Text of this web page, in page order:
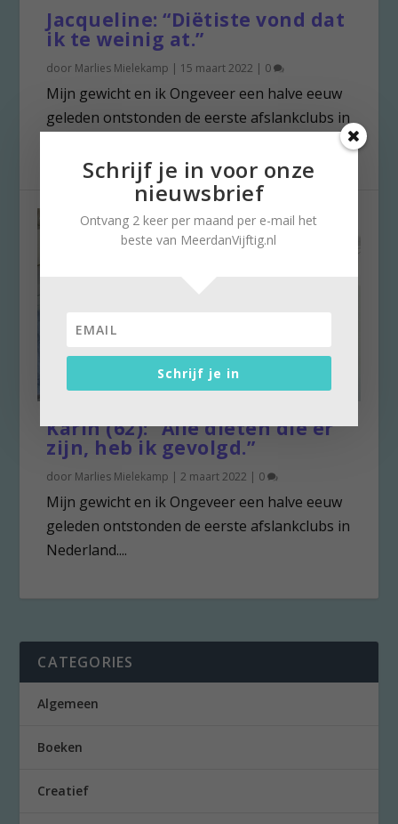
Jacqueline: “Diëtiste vond dat
ik te weinig at.”
door Marlies Mielekamp | 15 maart 2022 | 0
Mijn gewicht en ik Ongeveer een halve eeuw
geleden ontstonden de eerste afslankclubs in
Karin (62): “Alle diëten die er
zijn, heb ik gevolgd.”
door Marlies Mielekamp |2 maart 2022 0
Mijn gewicht en ik Ongeveer een halve eeuw
geleden ontstonden de eerste afslankclubs in
Nederland....
CATEGORIES
Algemeen
Boeken
Creatief
Schrijf je in voor onze
nieuwsbrief
Ontvang 2 keer per maand per e-mail het
beste van MeerdanVijftig.nl
Schrijf je in